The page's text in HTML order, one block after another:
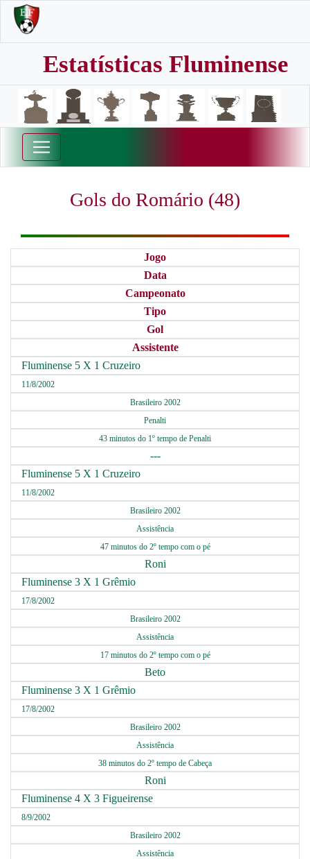
Estatísticas Fluminense
Gols do Romário (48)
Jogo
Data
Campeonato
Tipo
Gol
Assistente
Fluminense 5 X 1 Cruzeiro
11/8/2002
Brasileiro 2002
Penalti
43 minutos do 1º tempo de Penalti
---
Fluminense 5 X 1 Cruzeiro
11/8/2002
Brasileiro 2002
Assistência
47 minutos do 2º tempo com o pé
Roni
Fluminense 3 X 1 Grêmio
17/8/2002
Brasileiro 2002
Assistência
17 minutos do 2º tempo com o pé
Beto
Fluminense 3 X 1 Grêmio
17/8/2002
Brasileiro 2002
Assistência
38 minutos do 2º tempo de Cabeça
Roni
Fluminense 4 X 3 Figueirense
8/9/2002
Brasileiro 2002
Assistência